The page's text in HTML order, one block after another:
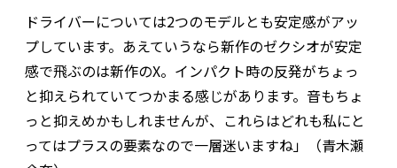
ドライバーについては2つのモデルとも安定感がアッ
プしています。あえていうなら新作のゼクシオが安定
感で飛ぶのは新作のX。インパクト時の反発がちょっ
と抑えられていてつかまる感じがあります。音もちょ
っと抑えめかもしれませんが、これらはどれも私にと
ってはプラスの要素なので一層迷いますね」（青木瀬